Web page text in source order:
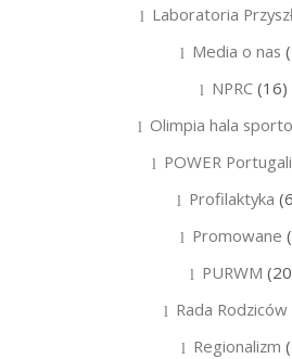
Laboratoria
Media o nas
NPRC(16)
Olimpia hala
POWER
Profilaktyka
Promowane
PURWM
Rada Rodziców
Regionalizm